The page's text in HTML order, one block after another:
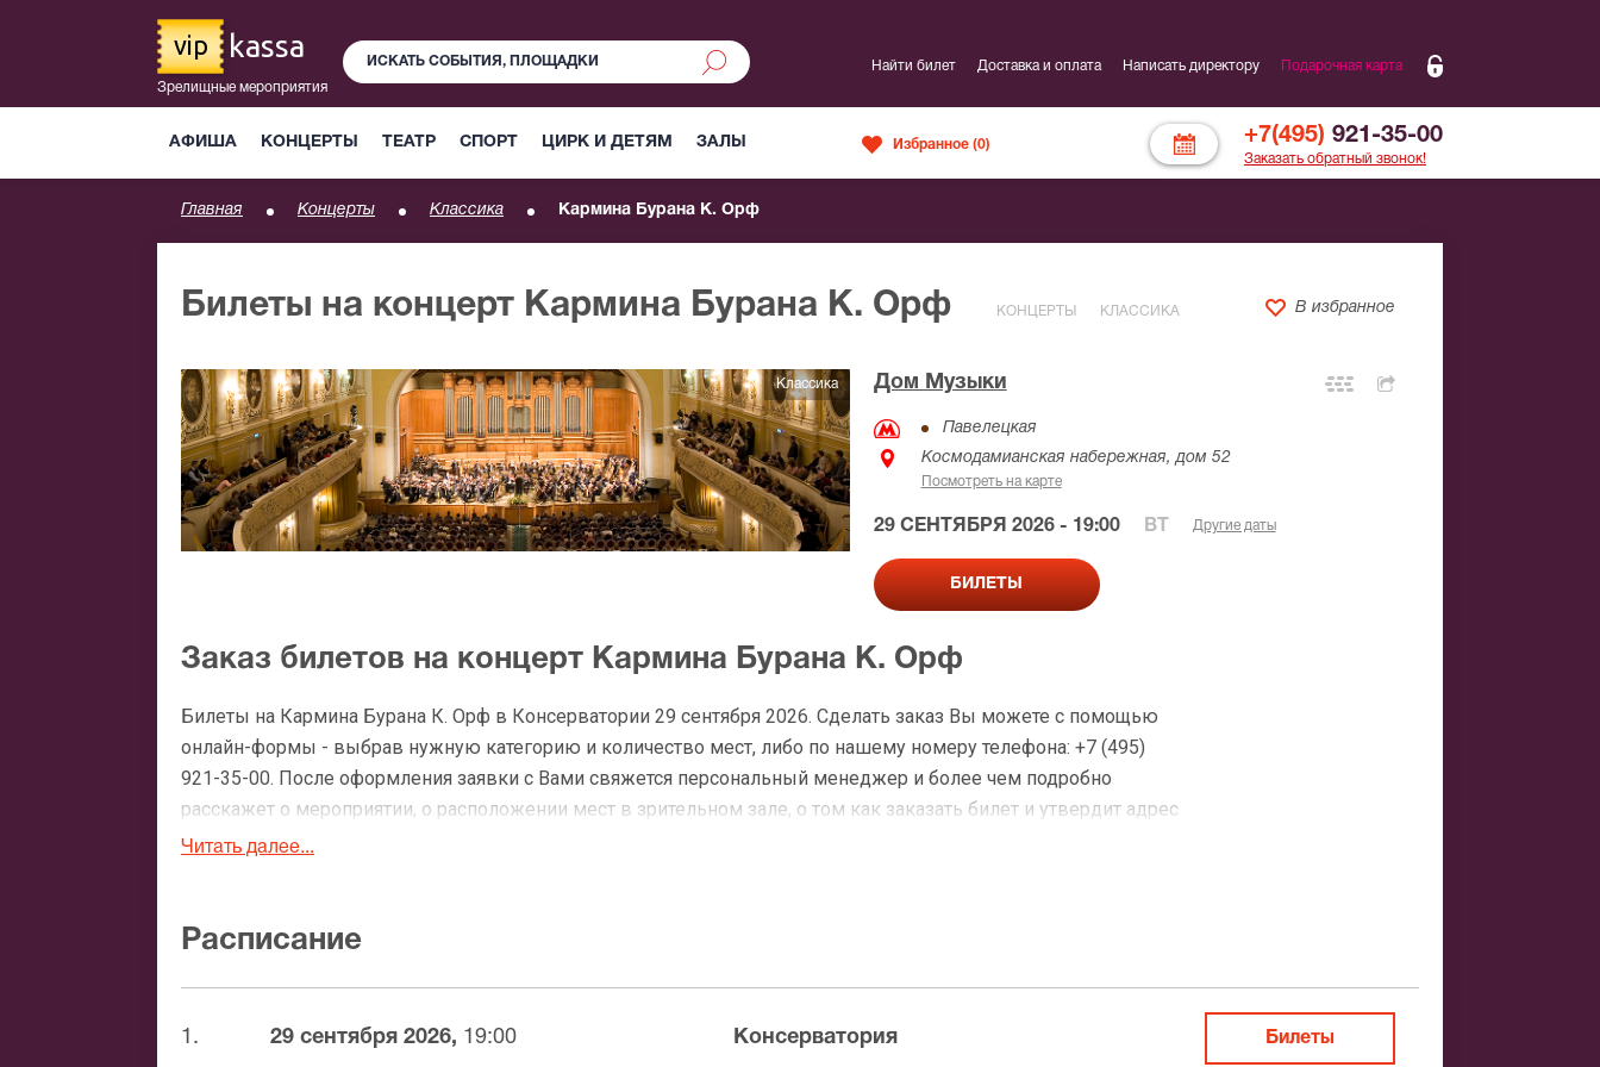
vip kassa
Зрелищные мероприятия
АФИША КОНЦЕРТЫ ТЕАТР СПОРТ ЦИРК И ДЕТЯМ ЗАЛЫ
Найти билет Доставка и оплата Написать директору Подарочная карта
+7(495) 921-35-00
Заказать обратный звонок!
Избранное (0)
Главная Концерты Классика Кармина Бурана К. Орф
Билеты на концерт Кармина Бурана К. Орф КОНЦЕРТЫ КЛАССИКА В избранное
Классика Дом Музыки
Павелецкая
Космодамианская набережная, дом 52
Посмотреть на карте
29 СЕНТЯБРЯ 2026 - 19:00 ВТ Другие даты
БИЛЕТЫ
Заказ билетов на концерт Кармина Бурана К. Орф
Билеты на Кармина Бурана К. Орф в Консерватории 29 сентября 2026. Сделать заказ Вы можете с помощью
онлайн-формы - выбрав нужную категорию и количество мест, либо по нашему номеру телефона: +7 (495)
921-35-00. После оформления заявки с Вами свяжется персональный менеджер и более чем подробно
расскажет о мероприятии, о расположении мест в зрительном зале, о том как заказать билет и утвердит адрес
доставки.
После бронирования билетов, ожидайте доставку по Москве в течение не более 2-х часов. Бесплатная
доставка билетов осуществляется в пределах МКАД возле метро или в пешей доступности. Оплатить заказ
Читать далее...
Расписание
1. 29 сентября 2026, 19:00 Консерватория Билеты